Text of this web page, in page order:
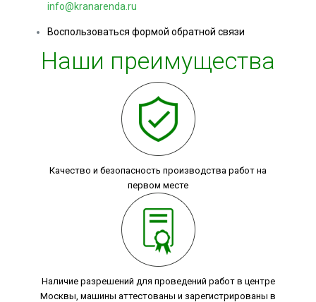
info@kranarenda.ru
Воспользоваться формой обратной связи
Наши преимущества
Качество и безопасность производства работ на
первом месте
Наличие разрешений для проведений работ в центре
Москвы, машины аттестованы и зарегистрированы в